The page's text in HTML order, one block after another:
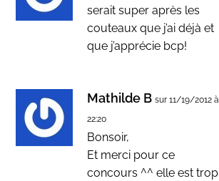
serait super après les
couteaux que j’ai déjà et
que j’apprécie bcp!
Mathilde B sur 11/19/2012 à
22:20
Bonsoir,
Et merci pour ce
concours ^^ elle est trop